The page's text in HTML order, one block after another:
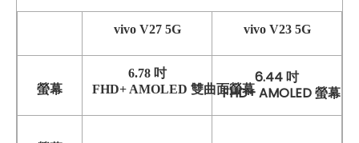
vivo V27 5G vivo V23 5G
螢幕
6.78 吋
FHD+ AMOLED 雙曲面螢幕
6.44 吋
FHD+ AMOLED 螢幕